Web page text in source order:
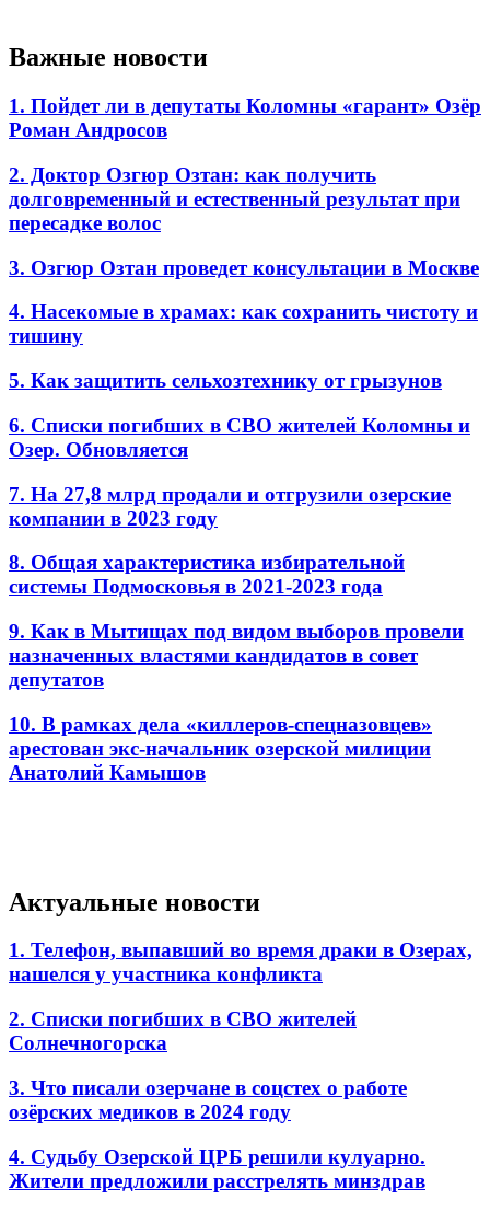
Важные новости
1. Пойдет ли в депутаты Коломны «гарант» Озёр
Роман Андросов
2. Доктор Озгюр Озтан: как получить
долговременный и естественный результат при
пересадке волос
3. Озгюр Озтан проведет консультации в Москве
4. Насекомые в храмах: как сохранить чистоту и
тишину
5. Как защитить сельхозтехнику от грызунов
6. Списки погибших в СВО жителей Коломны и
Озер. Обновляется
7. На 27,8 млрд продали и отгрузили озерские
компании в 2023 году
8. Общая характеристика избирательной
системы Подмосковья в 2021-2023 года
9. Как в Мытищах под видом выборов провели
назначенных властями кандидатов в совет
депутатов
10. В рамках дела «киллеров-спецназовцев»
арестован экс-начальник озерской милиции
Анатолий Камышов
Актуальные новости
1. Телефон, выпавший во время драки в Озерах,
нашелся у участника конфликта
2. Списки погибших в СВО жителей
Солнечногорска
3. Что писали озерчане в соцстех о работе
озёрских медиков в 2024 году
4. Судьбу Озерской ЦРБ решили кулуарно.
Жители предложили расстрелять минздрав